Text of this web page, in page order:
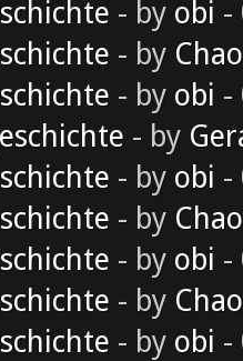
- by obi -
- by
- by obi -
- by
- by obi -
- by
- by obi -
- by
- by obi -